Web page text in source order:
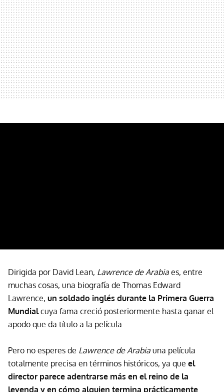
Dirigida por David Lean, Lawrence de Arabia es, entre
muchas cosas, una biografía de Thomas Edward
Lawrence, un soldado inglés durante la Primera Guerra
Mundialcuya fama creció posteriormente hasta ganar el
apodo que da título a la película.
Pero no esperes de Lawrence de Arabia una película
totalmente precisa en términos históricos, ya que el
director parece adentrarse más en el reino de la
leyenda y en cómo alguien termina prácticamente